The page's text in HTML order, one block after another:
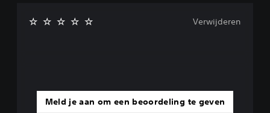
Meld je aan om een beoordeling te geven
Verwijderen